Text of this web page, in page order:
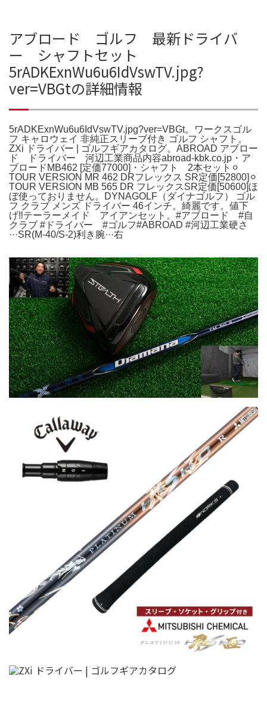
アブロード ゴルフ 最新ドライバ
ー シャフトセット
5rADKExnWu6u6IdVswTV.jpg?
ver=VBGtの詳細情報
5rADKExnWu6u6IdVswTV.jpg?ver=VBGt。ワークスゴル
フ キャロウェイ 非純正スリーブ付き ゴルフ シャフト。
ZXi ドライバー | ゴルフギアカタログ。ABROAD アブロー
ド ドライバー 河辺工業商品内容abroad-kbk.co.jp・ア
ブロードMB462 [定価77000]・シャフト 2本セット⚪︎
TOUR VERSION MR 462 DRフレックス SR定価[52800]⚪︎
TOUR VERSION MB 565 DR フレックスSR定価[50600]ほ
ぼ使っておりません。DYNAGOLF（ダイナゴルフ） ゴル
フ クラブ メンズ ドライバー 46インチ。綺麗です。値下
げ‼️テーラーメイド アイアンセット。#アブロード #自
クラブ #ドライバー #ゴルフ#ABROAD #河辺工業硬さ
···SR(M-40/S-2)利き腕···右